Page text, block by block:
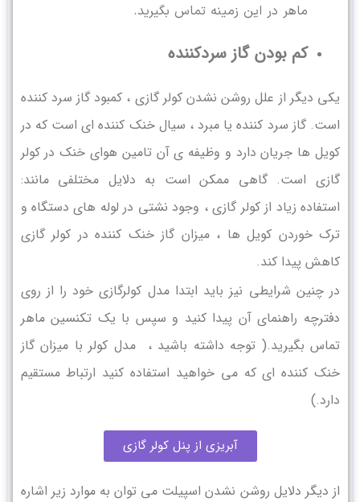
ماهر در این زمینه تماس بگیرید.
کم بودن گاز سردکننده
یکی دیگر از علل روشن نشدن کولر گازی ، کمبود گاز سرد کننده
است. گاز سرد کننده یا مبرد ، سیال خنک کننده ای است که در
کویل ها جریان دارد و وظیفه ی آن تامین هوای خنک در کولر
گازی است. گاهی ممکن است به دلایل مختلفی مانند:
استفاده زیاد از کولر گازی ، وجود نشتی در لوله های دستگاه و
ترک خوردن کویل ها ، میزان گاز خنک کننده در کولر گازی
کاهش پیدا کند.
در چنین شرایطی نیز باید ابتدا مدل کولرگازی خود را از روی
دفترچه راهنمای آن پیدا کنید و سپس با یک تکنسین ماهر
تماس بگیرید.( توجه داشته باشید ، مدل کولر با میزان گاز
خنک کننده ای که می خواهید استفاده کنید ارتباط مستقیم
دارد.)
آبریزی از پنل کولر گازی
از دیگر دلایل روشن نشدن اسپیلت می توان به موارد زیر اشاره